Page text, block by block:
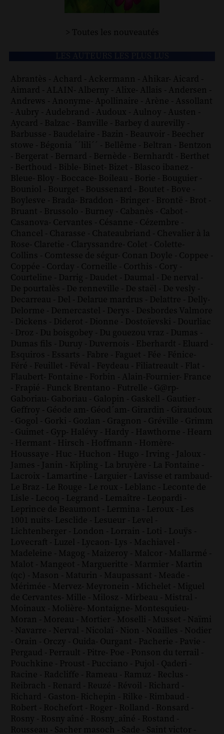
> Toutes les nouveautés
Abrantès - Achard - Ackermann - Ahikar- Aicard -
Aimard - ALAIN- Alberny - Alixe- Allais - Andersen -
Andrews - Anonyme- Apollinaire - Arène - Assollant
- Aubry - Audebrand - Audoux - Aulnoy - Austen -
Aycard - Balzac - Banville - Barbey d aurevilly -
Barbusse - Baudelaire - Bazin - Beauvoir - Beecher
stowe - Bégonia ´´lili´´ - Bellême - Beltran - Bentzon
- Bergerat - Bernard - Bernède - Bernhardt - Berthet
- Berthoud - Bible- Binet- Bizet - Blasco ibanez -
Bleue- Bloy - Boccace- Boileau - Borie - Bouguier -
Bouniol - Bourget - Boussenard - Boutet - Bove -
Boylesve - Brada- Braddon - Bringer - Brontë - Brot -
Bruant - Brussolo - Burney - Cabanès - Cabot -
Casanova- Cervantes - Césanne - Cézembre -
Chancel - Charasse - Chateaubriand - Chevalier à la
Rose- Claretie - Claryssandre- Colet - Colette-
Collins - Comtesse de ségur- Conan Doyle - Coppee -
Coppée - Corday - Corneille - Corthis - Cory -
Courteline - Darrig - Daudet - Daumal - De nerval -
De pourtalès - De renneville - De staël - De vesly -
Decarreau - Del - Delarue mardrus - Delattre - Delly-
Delorme - Demercastel - Derys - Desbordes Valmore
- Dickens - Diderot - Dionne - Dostoïevski - Dourliac
- Droz - Du boisgobey - Du gouezou vraz - Dumas -
Dumas fils - Duruy - Duvernois - Eberhardt - Eluard -
Esquiros - Essarts - Fabre - Faguet - Fée - Fénice-
Féré - Feuillet - Féval - Feydeau - Filiatreault - Flat -
Flaubert- Fontaine - Forbin - Alain-Fournier- France
- Frapié - Funck Brentano - Futrelle - G@rp-
Gaboriau- Gaboriau - Galopin - Gaskell - Gautier -
Geffroy - Géode am- Géod´am- Girardin - Giraudoux
- Gogol - Gorki - Gozlan - Gragnon - Gréville - Grimm
- Guimet - Gyp- Halévy - Hardy - Hawthorne - Hearn
- Hermant - Hirsch - Hoffmann - Homère-
Houssaye - Huc - Huchon - Hugo - Irving - Jaloux -
James - Janin - Kipling - La bruyère - La Fontaine -
Lacroix - Lamartine - Larguier - Lavisse et rambaud-
Le Braz - Le Rouge - Le roux - Leblanc - Leconte de
Lisle - Lecoq - Legrand - Lemaître - Leopardi -
Leprince de Beaumont - Lermina - Leroux - Les
1001 nuits- Lesclide - Lesueur - Level -
Lichtenberger - London - Lorrain - Loti - Louÿs -
Lovecraft - Luzel - Lycaon- Lys - Machiavel -
Madeleine - Magog - Maizeroy - Malcor - Mallarmé -
Malot - Mangeot - Margueritte - Marmier - Martin
(qc) - Mason - Maturin - Maupassant - Meade -
Mérimée - Mervez- Meyronein - Michelet - Miguel
de Cervantes- Mille - Milosz - Mirbeau - Mistral -
Moinaux - Molière- Montaigne- Montesquieu-
Moran - Moreau - Mortier - Moselli - Musset - Naïmi
- Navarre - Nerval - Nicolaï - Nion - Noailles - Nodier
- Orain - Orczy - Ouida- Ourgant - Pacherie - Pavie -
Pergaud - Perrault - Pitre- Poe - Ponson du terrail -
Pouchkine - Proust - Pucciano - Pujol - Qaderi -
Racine - Radcliffe - Rameau - Ramuz - Reclus -
Reibrach - Renard - Reuzé - Révoil - Richard -
Richard - Gaston- Richepin - Rilke - Rimbaud -
Robert - Rochefort - Roger - Rolland - Ronsard -
Rosny - Rosny aîné - Rosny_aîné - Rostand -
Rousseau - Sacher masoch - Sade - Saint victor -